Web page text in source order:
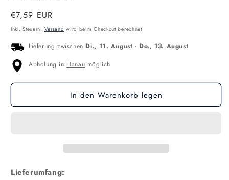
Normaler
Preis
€7,59 EUR
Inkl. Steuern. Versand wird beim Checkout berechnet
Lieferung zwischen Di., 11. August - Do., 13. August
Abholung in Hanau möglich
In den Warenkorb legen
Lieferumfang: